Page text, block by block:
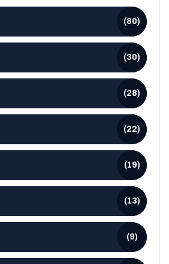
(80)
(30)
(28)
(22)
(19)
(13)
(9)